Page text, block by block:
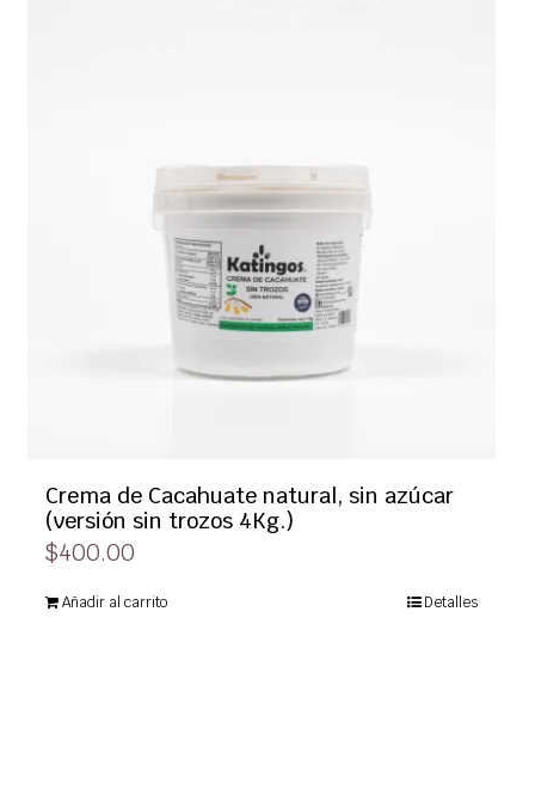
Crema de Cacahuate natural, sin azúcar
(versión sin trozos 4Kg.)
$400.00
Añadir al carrito Detalles